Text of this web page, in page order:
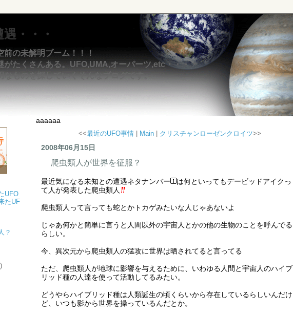
・・・
前の未解明ブーム！！！
がたくさんある。UFO,UMA,オーパーツ,etc・・・・
なものを探していくそんなブログです。
UFO
たUF
？
aaaaaa
<<最近のUFO事情| Main| クリスチャンローゼンクロイツ>>
2008年06月15日
爬虫類人が世界を征服？
最近気になる未知との遭遇ネタナンバー
は何といってもデービッドアイクっ
て人が発表した爬虫類人
爬虫類人って言っても蛇とかトカゲみたいな人じゃあないよ
じゃあ何かと簡単に言うと人間以外の宇宙人とかの他の生物のことを呼んでる
らしい。
今、異次元から爬虫類人の猛攻に世界は晒されてると言ってる
ただ、爬虫類人が地球に影響を与えるために、いわゆる人間と宇宙人のハイブ
リッド種の人達を使って活動してるみたい。
どうやらハイブリッド種は人類誕生の頃くらいから存在しているらしいんだけ
ど、いつも影から世界を操っているんだとか。